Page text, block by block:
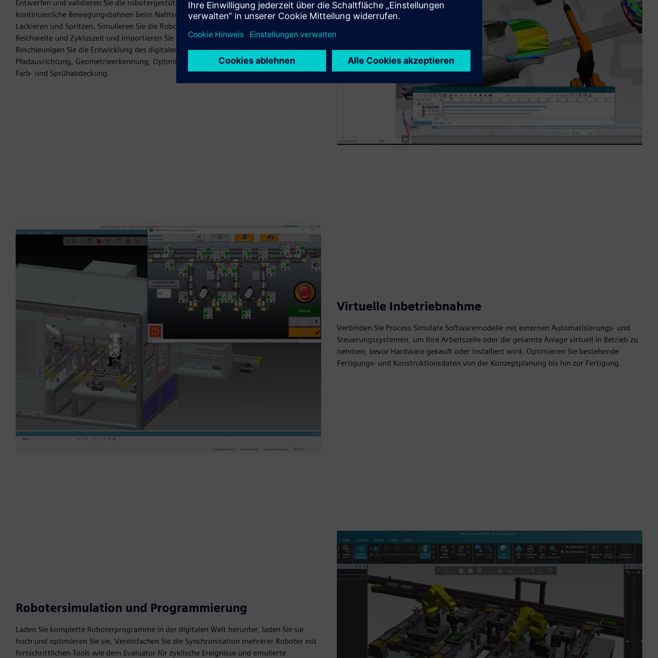
Entwerfen und validieren Sie die robotergestützte Fertigung mit Werkzeugen für
kontinuierliche Bewegungsbahnen beim Nahtschweißen, Kleben, Versiegeln, Polieren,
Lackieren und Spritzen. Simulieren Sie die Roboterbewegung, optimieren Sie Platzierung,
Reichweite und Zykluszeit und importieren Sie Schweißnähte und Werkzeugwege.
Beschleunigen Sie die Entwicklung des digitalen Zwillings mit automatisierter
Pfadausrichtung, Geometrieerkennung, Optimierung der externen Achse und Analyse der
Farb- und Sprühabdeckung.
Virtuelle Inbetriebnahme
Verbinden Sie Process Simulate Softwaremodelle mit externen Automatisierungs- und
Steuerungssystemen, um Ihre Arbeitszelle oder die gesamte Anlage virtuell in Betrieb zu
nehmen, bevor Hardware gekauft oder installiert wird. Optimieren Sie bestehende
Fertigungs- und Konstruktionsdaten von der Konzeptplanung bis hin zur Fertigung.
Robotersimulation und Programmierung
Laden Sie komplette Roboterprogramme in der digitalen Welt herunter, laden Sie sie
hoch und optimieren Sie sie. Vereinfachen Sie die Synchronisation mehrerer Roboter mit
fortschrittlichen Tools wie dem Evaluator für zyklische Ereignisse und emulierte